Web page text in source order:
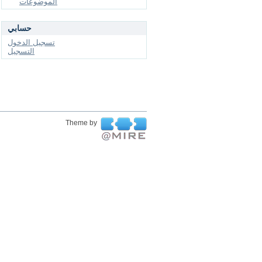
حسابي
تسجيل الدخول
التسجيل
Theme by